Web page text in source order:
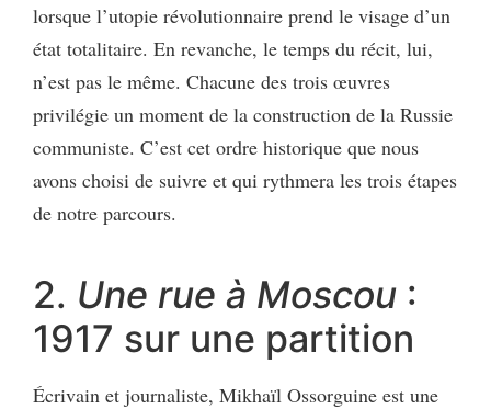
lorsque l’utopie révolutionnaire prend le visage d’un
état totalitaire. En revanche, le temps du récit, lui,
n’est pas le même. Chacune des trois œuvres
privilégie un moment de la construction de la Russie
communiste. C’est cet ordre historique que nous
avons choisi de suivre et qui rythmera les trois étapes
de notre parcours.
2. Une rue à Moscou :
1917 sur une partition
Écrivain et journaliste, Mikhaïl Ossorguine est une